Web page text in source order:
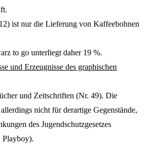
ist nur die Lieferung von Kaffeebohnen
to go unterliegt daher 19 %.
und Erzeugnisse des graphischen
und Zeitschriften (Nr. 49). Die
nicht für derartige Gegenstände,
des Jugendschutzgesetzes
Playboy).